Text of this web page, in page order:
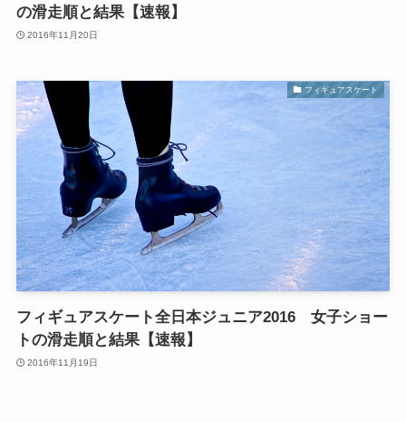
の滑走順と結果【速報】
2016年11月20日
フィギュアスケート
フィギュアスケート全日本ジュニア2016 女子ショー
トの滑走順と結果【速報】
2016年11月19日